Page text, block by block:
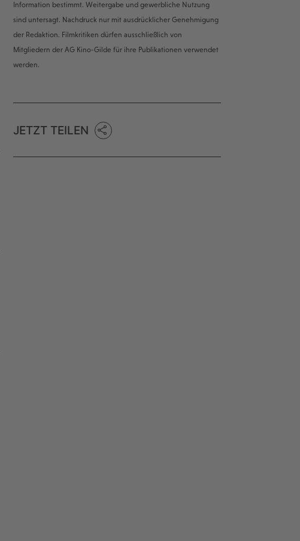
Information bestimmt. Weitergabe und gewerbliche Nutzung
sind untersagt. Nachdruck nur mit ausdrücklicher Genehmigung
der Redaktion. Filmkritiken dürfen ausschließlich von
Mitgliedern der AG Kino-Gilde für ihre Publikationen verwendet
werden.
JETZT TEILEN